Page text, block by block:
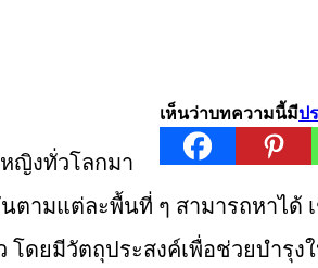
เห็นว่าบทความนี้มีป
ญิงทั่วโลกมา
ามแต่ละพื้นที่ ๆ สามารถหาได้
ดยมีวัตถุประสงค์เพื่อช่วยบำรุ